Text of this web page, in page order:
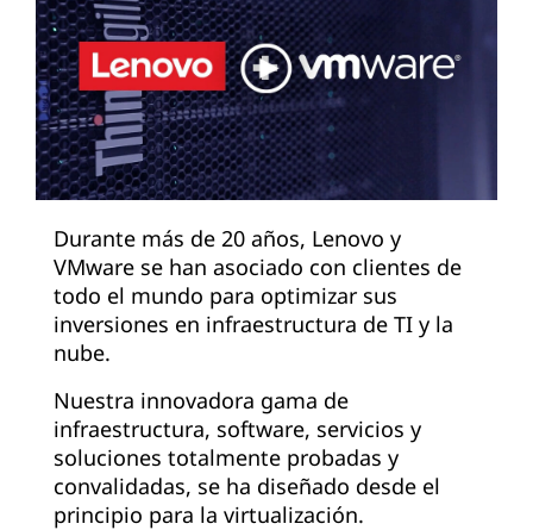
Durante más de 20 años, Lenovo y
VMware se han asociado con clientes de
todo el mundo para optimizar sus
inversiones en infraestructura de TI y la
nube.
Nuestra innovadora gama de
infraestructura, software, servicios y
soluciones totalmente probadas y
convalidadas, se ha diseñado desde el
principio para la virtualización.